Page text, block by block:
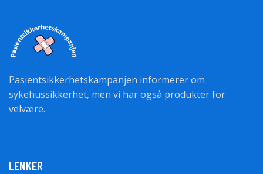
Pasientsikkerhetskampanjen informerer om
sykehussikkerhet, men vi har også produkter for
velvære.
LENKER